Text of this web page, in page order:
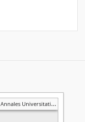
Annales Universitatis Mariae Curie-Skłodowska. Sectio D, Medicina